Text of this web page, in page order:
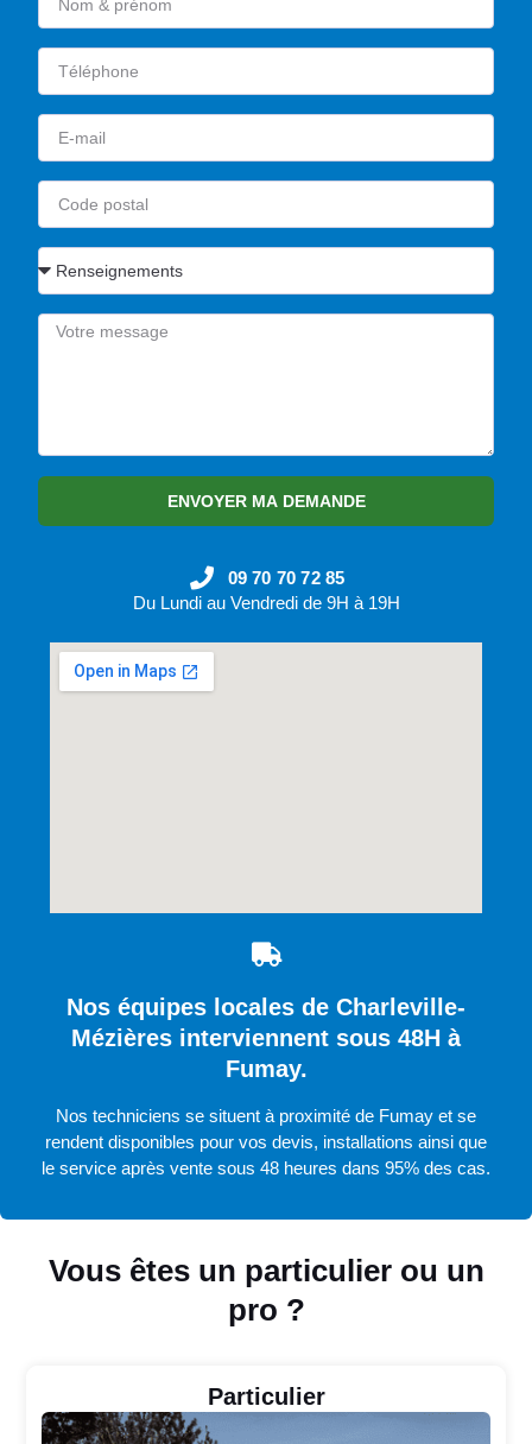
Vous êtes un particulier ou un
pro ?
Particulier
ENVOYER MA DEMANDE
09 70 70 72 85
Du Lundi au Vendredi de 9H à 19H
Nos équipes locales de Charleville-
Mézières interviennent sous 48H à
Fumay.
Nos techniciens se situent à proximité de Fumay et se
rendent disponibles pour vos devis, installations ainsi que
le service après vente sous 48 heures dans 95% des cas.